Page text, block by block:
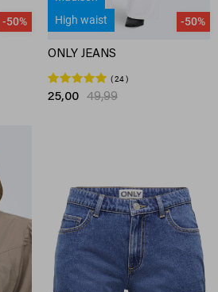
-50%
High waist
-50%
ONLY JEANS
24
25,00 49,99